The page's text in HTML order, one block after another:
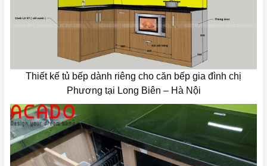
Thiết kế tủ bếp dành riêng cho căn bếp gia đình chị
Phương tại Long Biên – Hà Nội